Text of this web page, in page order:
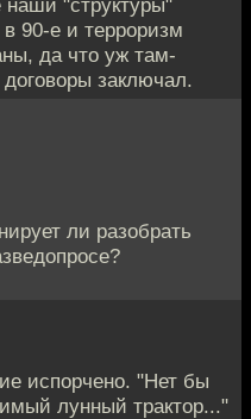
"структуры"
90-е и терроризм
да что уж там-
заключал.
ли разобрать
испорчено. "Нет бы
лунный трактор..."